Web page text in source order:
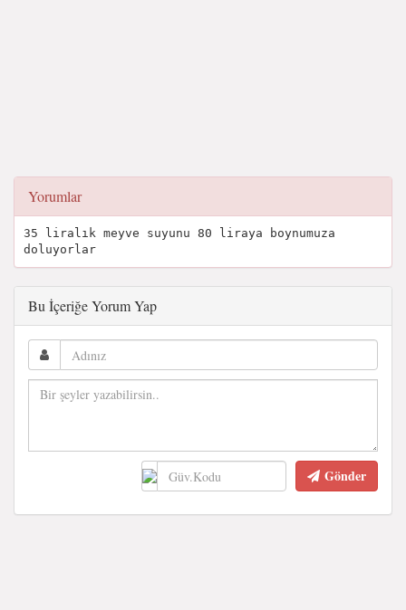
Yorumlar
35 liralık meyve suyunu 80 liraya boynumuza
doluyorlar
Bu İçeriğe Yorum Yap
Gönder